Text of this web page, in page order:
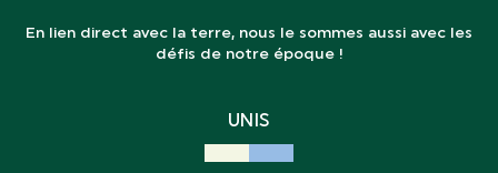
En lien direct avec la terre, nous le sommes aussi avec les
défis de notre époque !
UNIS